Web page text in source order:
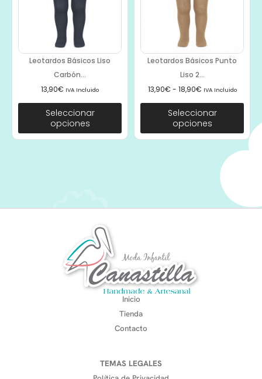
Leotardos Básicos Liso
Carbón...
13,90€ IVA Incluido
Seleccionar
opciones
Leotardos Básicos Punto
Liso 2...
13,90€ - 18,90€ IVA Incluido
Seleccionar
opciones
Inicio
Tienda
Contacto
TEMAS LEGALES